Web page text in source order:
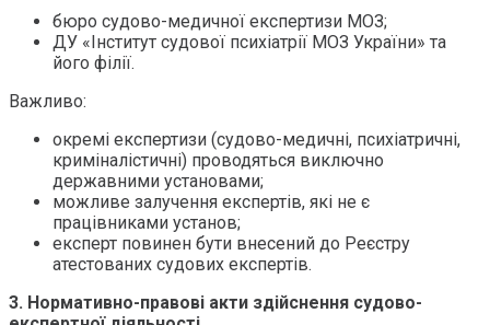
бюро судово-медичної експертизи МОЗ;
ДУ «Інститут судової психіатрії МОЗ України» та
його філії.
Важливо:
окремі експертизи (судово-медичні, психіатричні,
криміналістичні) проводяться виключно
державними установами;
можливе залучення експертів, які не є
працівниками установ;
експерт повинен бути внесений до Реєстру
атестованих судових експертів.
3. Нормативно-правові акти здійснення судово-